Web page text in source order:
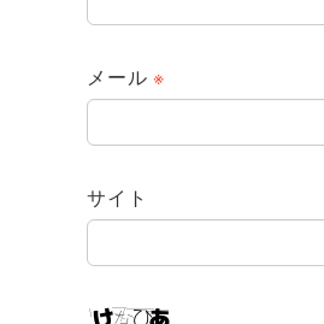
メール※
サイト